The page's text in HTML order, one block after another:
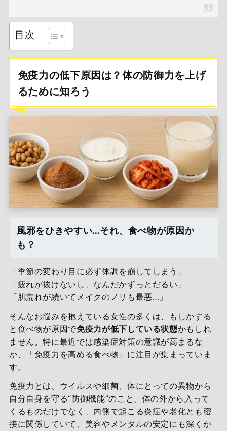
目次
免疫力の低下原因は？体の防御力を上げ
るために知ろう
風邪をひきやすい…それ、食べ物が原因か
も？
「季節の変わり目に必ず体調を崩してしまう」
「疲れが抜けないし、なんだかずっとだるい」
「肌荒れが続いてメイクのノリも最悪…」
そんなお悩みを抱えている女性の多くは、もしかする
と食べ物が原因で免疫力が低下している状態かもしれ
ません。特に最近では感染症対策の意識が高まるな
か、「免疫力を高める食べ物」に注目が集まっていま
す。
免疫力とは、ウイルスや細菌、体にとっての異物から
自分自身を守る“防御機能”のこと。体の外から入って
くるものだけでなく、内側で起こる炎症や老化とも密
接に関係していて、美容やメンタルの安定にも深くか